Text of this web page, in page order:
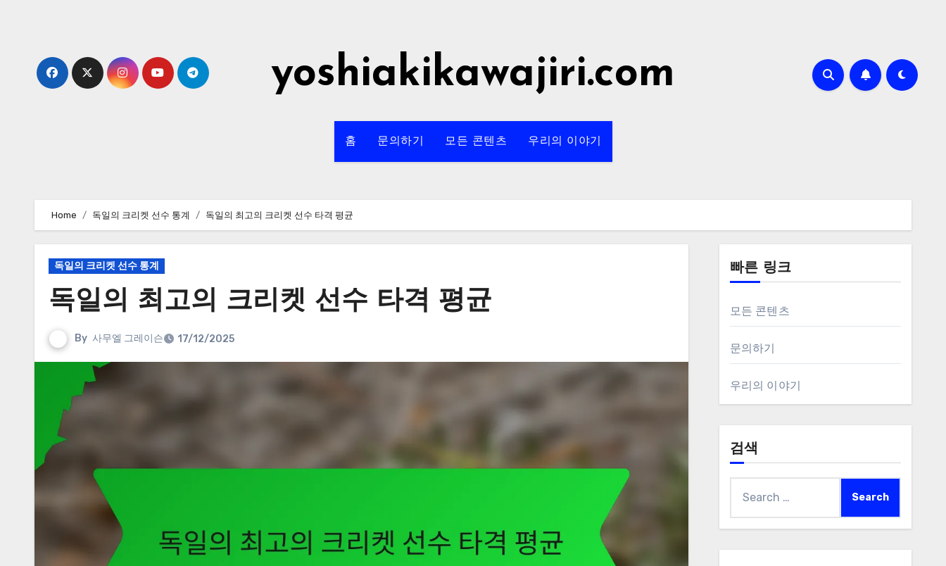
yoshiakikawajiri.com
홈 문의하기 모든 콘텐츠 우리의 이야기
Home 독일의 크리켓 선수 통계 독일의 최고의 크리켓 선수 타격 평균
독일의 크리켓 선수 통계
독일의 최고의 크리켓 선수 타격 평균
By 사무엘 그레이슨 17/12/2025
빠른 링크
모든 콘텐츠
문의하기
우리의 이야기
검색
for: